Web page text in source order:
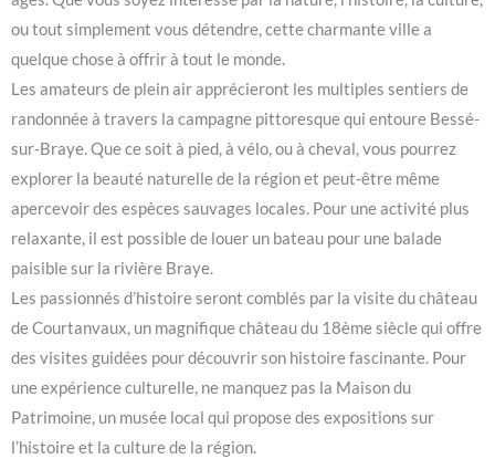
ou tout simplement vous détendre, cette charmante ville a
quelque chose à offrir à tout le monde.
Les amateurs de plein air apprécieront les multiples sentiers de
randonnée à travers la campagne pittoresque qui entoure Bessé-
sur-Braye. Que ce soit à pied, à vélo, ou à cheval, vous pourrez
explorer la beauté naturelle de la région et peut-être même
apercevoir des espèces sauvages locales. Pour une activité plus
relaxante, il est possible de louer un bateau pour une balade
paisible sur la rivière Braye.
Les passionnés d’histoire seront comblés par la visite du château
de Courtanvaux, un magnifique château du 18ème siècle qui offre
des visites guidées pour découvrir son histoire fascinante. Pour
une expérience culturelle, ne manquez pas la Maison du
Patrimoine, un musée local qui propose des expositions sur
l’histoire et la culture de la région.